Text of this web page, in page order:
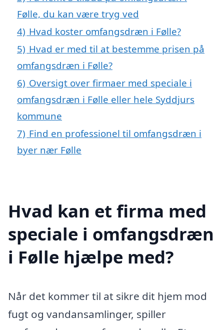
Følle, du kan være tryg ved
4) Hvad koster omfangsdræn i Følle?
5) Hvad er med til at bestemme prisen på
omfangsdræn i Følle?
6) Oversigt over firmaer med speciale i
omfangsdræn i Følle eller hele Syddjurs
kommune
7) Find en professionel til omfangsdræn i
byer nær Følle
Hvad kan et firma med
speciale i omfangsdræn
i Følle hjælpe med?
Når det kommer til at sikre dit hjem mod
fugt og vandansamlinger, spiller